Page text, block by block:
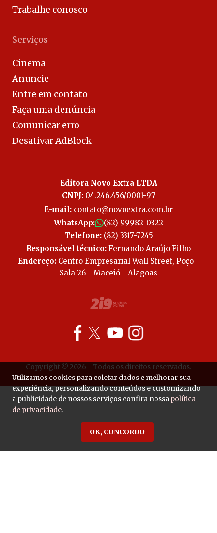
Trabalhe conosco
Serviços
Cinema
Anuncie
Entre em contato
Faça uma denúncia
Comunicar erro
Desativar AdBlock
Editora Novo Extra LTDA
CNPJ:04.246.456/0001-97
E-mail: contato@novoextra.com.br
WhatsApp:
(82) 99982-0322
Telefone:(82) 3317-7245
Responsável técnico: Fernando Araújo Filho
Endereço:Centro Empresarial Wall Street, Poço -
Sala 26 - Maceió - Alagoas
Copyright © 2026 - Todos os direitos reservados.
Utilizamos cookies para coletar dados e melhorar sua
experiência, personalizando conteúdos e customizando
a publicidade de nossos serviços confira nossa política
de privacidade.
OK, CONCORDO